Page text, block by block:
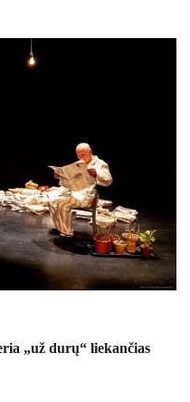
„už durų“ liekančias